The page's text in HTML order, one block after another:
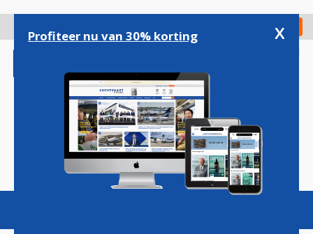
gaan
Check in
Magazine Podcasts Vacatures
Profiteer nu van 30% korting x